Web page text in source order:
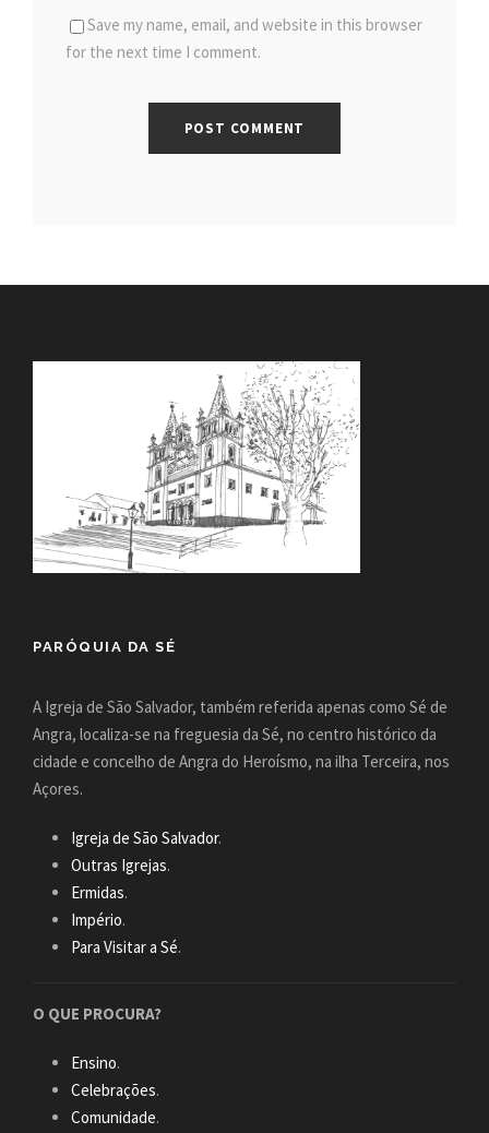
Save my name, email, and website in this browser
for the next time I comment.
PARÓQUIA DA SÉ
A Igreja de São Salvador, também referida apenas como Sé de
Angra, localiza-se na freguesia da Sé, no centro histórico da
cidade e concelho de Angra do Heroísmo, na ilha Terceira, nos
Açores.
Igreja de São Salvador.
Outras Igrejas.
Ermidas.
Império.
Para Visitar a Sé.
O QUE PROCURA?
Ensino.
Celebrações.
Comunidade.